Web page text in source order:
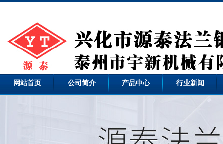
网站首页 公司简介 产品中心 行业新闻